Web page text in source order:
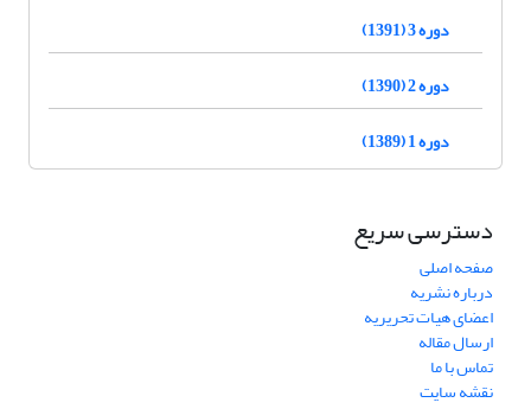
دوره 3 (1391)
دوره 2 (1390)
دوره 1 (1389)
دسترسی سریع
صفحه اصلی
درباره نشریه
اعضای هیات تحریریه
ارسال مقاله
تماس با ما
نقشه سایت